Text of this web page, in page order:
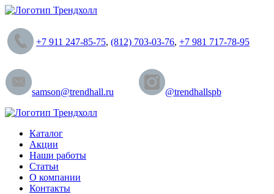
+7 911 247-85-75, (812) 703-03-76, +7 981 717-78-95
samson@trendhall.ru @trendhallspb
Каталог
Акции
Наши работы
Статьи
О компании
Контакты